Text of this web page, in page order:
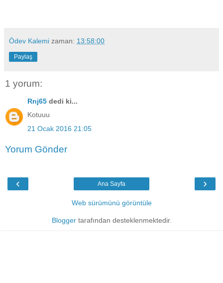
Ödev Kalemi zaman: 13:58:00
Paylaş
1 yorum:
Rnj65 dedi ki...
Kotuuu
21 Ocak 2016 21:05
Yorum Gönder
‹ ›
Ana Sayfa
Web sürümünü görüntüle
Bloggertarafından desteklenmektedir.